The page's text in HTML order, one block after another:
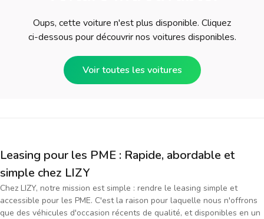
Oups, cette voiture n'est plus disponible. Cliquez
ci-dessous pour découvrir nos voitures disponibles.
Voir toutes les voitures
Leasing pour les PME : Rapide, abordable et
simple chez LIZY
Chez LIZY, notre mission est simple : rendre le leasing simple et
accessible pour les PME. C'est la raison pour laquelle nous n'offrons
que des véhicules d'occasion récents de qualité, et disponibles en un